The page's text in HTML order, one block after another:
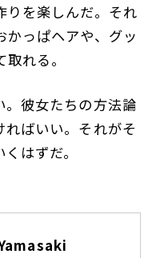
りを楽しんだ。それ
かっぱヘアや、グッ
れる。
。彼女たちの方法論
ればいい。それがそ
はずだ。